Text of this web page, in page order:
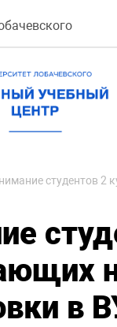
студентов 2
в